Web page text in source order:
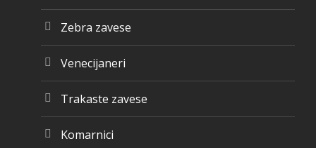
Zebra zavese
Venecijaneri
Trakaste zavese
Komarnici